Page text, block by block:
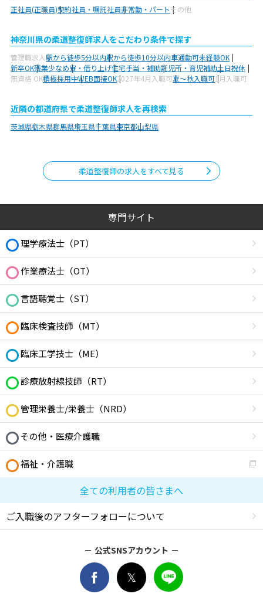
正社員(正職員)契約社員・嘱託社員非常勤・パートその他
神奈川県の柔道整復師求人をこだわり条件で探す
管理職求人駅から徒歩5分以内駅から徒歩10分以内車通勤可未経験OK
新卒OK残業少なめ寮・借り上げ住宅手当・補助託児所・育児補助土日祝休
無資格 OK積極採用中WEB面接OK2027年4月入職可夏～秋入職可1月入職可
近隣の都道府県で柔道整復師求人を再検索
茨城県栃木県群馬県埼玉県千葉県東京都山梨県
柔道整復師の求人をすべて見る
専門サイト
理学療法士（PT）
作業療法士（OT）
言語聴覚士（ST）
臨床検査技師（MT）
臨床工学技士（ME）
診療放射線技師（RT）
管理栄養士/栄養士（NRD）
その他・医療介護職
福祉・介護職
全ての利用者の皆さまへ
ご入職後のアフターフォローについて
公式SNSアカウント